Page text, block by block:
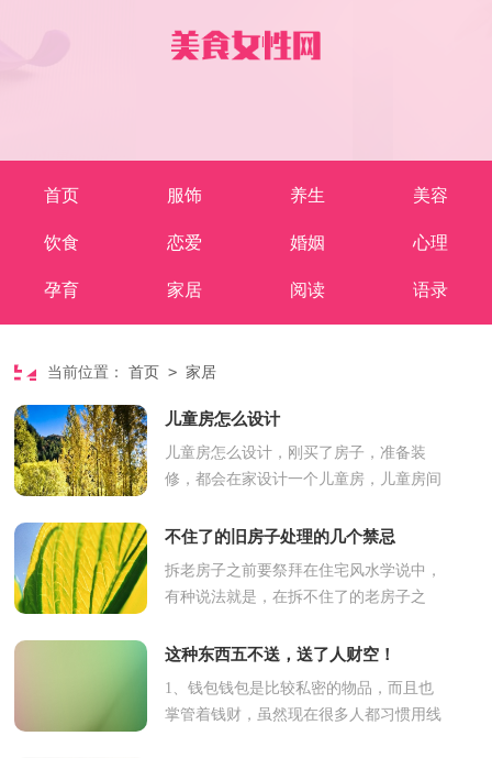
首页 服饰 养生 美容
饮食 恋爱 婚姻 心理
孕育 家居 阅读 语录
当前位置： 首页 > 家居
儿童房怎么设计
儿童房怎么设计，刚买了房子，准备装
修，都会在家设计一个儿童房，儿童房间
得合理了，效果都不会很差。今天跟小
编...
不住了的旧房子处理的几个禁忌
拆老房子之前要祭拜在住宅风水学说中，
有种说法就是，在拆不住了的老房子之
地公公的庇佑，还要放鞭炮，目的是为
这种东西五不送，送了人财空！
1、钱包钱包是比较私密的物品，而且也
掌管着钱财，虽然现在很多人都习惯用线